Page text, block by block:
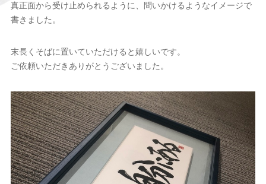
真正面から受け止められるように、問いかけるようなイメージで
書きました。
末長くそばに置いていただけると嬉しいです。
ご依頼いただきありがとうございました。